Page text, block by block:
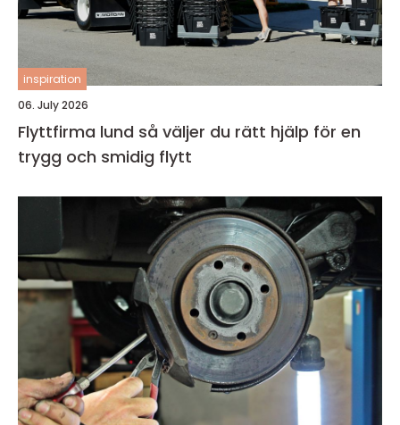
inspiration
06. July 2026
Flyttfirma lund så väljer du rätt hjälp för en
trygg och smidig flytt